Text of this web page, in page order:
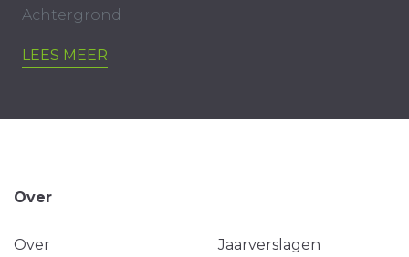
Achtergrond
LEES MEER
Over
Over Jaarverslagen